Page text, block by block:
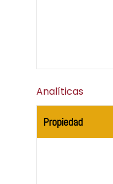
Analíticas
Propiedad